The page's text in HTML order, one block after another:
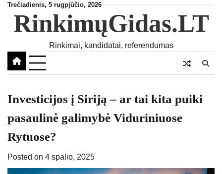
Skip
content
Trečiadienis, 5 rugpjūčio, 2026
RinkimųGidas.LT
Rinkimai, kandidatai, referendumas
Investicijos į Siriją – ar tai kita puiki
pasaulinė galimybė Viduriniuose
Rytuose?
Posted on 4 spalio, 2025